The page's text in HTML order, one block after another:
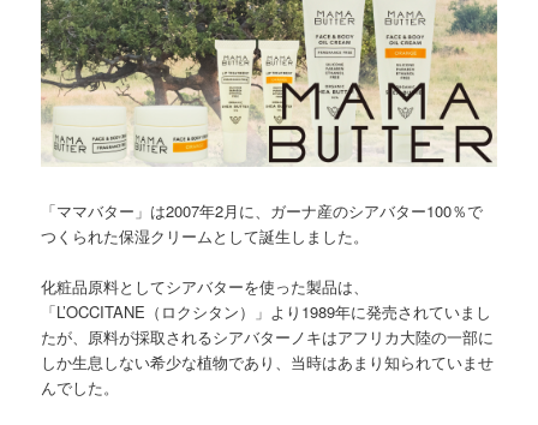
ツ
へ
移
へ
移
動
「ママバター」は2007年2月に、ガーナ産のシアバター100％で
つくられた保湿クリームとして誕生しました。
化粧品原料としてシアバターを使った製品は、
「L’OCCITANE（ロクシタン）」より1989年に発売されていまし
たが、原料が採取されるシアバターノキはアフリカ大陸の一部に
しか生息しない希少な植物であり、当時はあまり知られていませ
んでした。